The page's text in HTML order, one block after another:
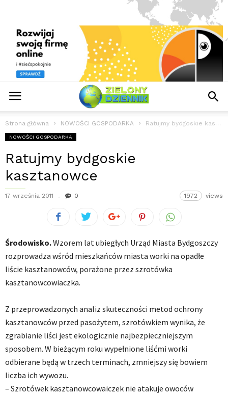
Strona główna NOWOŚCI GOSPODARKA Ratujmy bydgoskie kasztanowce
NOWOŚCI GOSPODARKA
Ratujmy bydgoskie
kasztanowce
17 września 2011 0 1972 views
Środowisko.Wzorem lat ubiegłych Urząd Miasta Bydgoszczy
rozprowadza wśród mieszkańców miasta worki na opadłe
liście kasztanowców, porażone przez szrotówka
kasztanowcowiaczka.
Z przeprowadzonych analiz skuteczności metod ochrony
kasztanowców przed pasożytem, szrotówkiem wynika, że
zgrabianie liści jest ekologicznie najbezpieczniejszym
sposobem. W bieżącym roku wypełnione liśćmi worki
odbierane będą w trzech terminach, zmniejszy się bowiem
liczba ich wywozu.
– Szrotówek kasztanowcowaiczek nie atakuje owoców